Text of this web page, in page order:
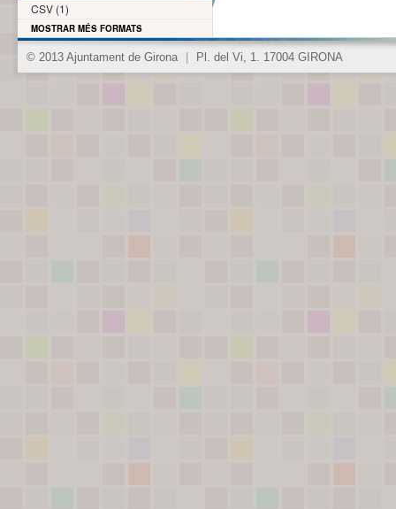
CSV (1)
MOSTRAR MÉS FORMATS
© 2013 Ajuntament de Girona Pl. del Vi, 1. 17004 GIRONA